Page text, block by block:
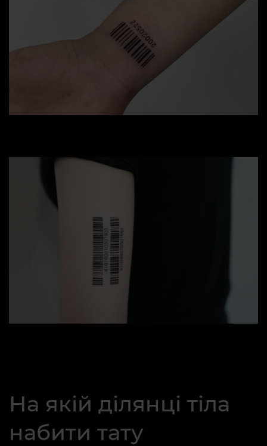
На якій ділянці тіла
набити тату